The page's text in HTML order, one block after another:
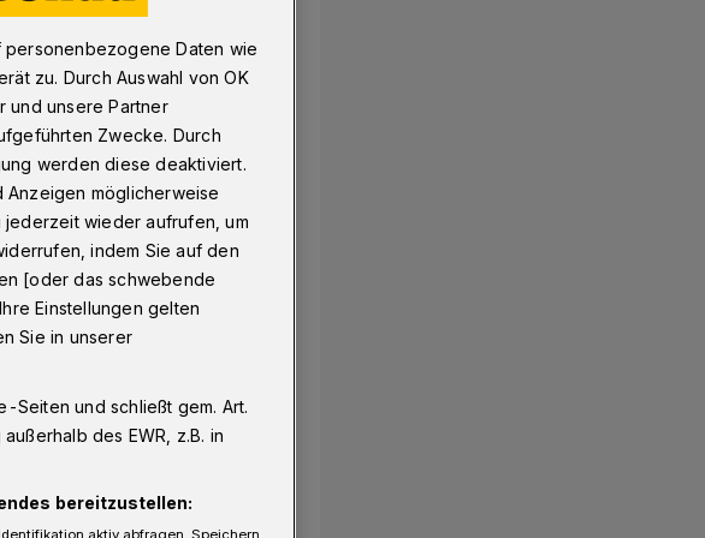
Daten wie
zu. Durch Auswahl von OK
und unsere Partner
Zwecke. Durch
werden diese deaktiviert.
Anzeigen möglicherweise
jederzeit wieder aufrufen, um
indem Sie auf den
[oder das schwebende
Einstellungen gelten
Sie in unserer
Seiten und schließt gem. Art.
des EWR, z.B. in
bereitzustellen:
aktiv abfragen. Speichern